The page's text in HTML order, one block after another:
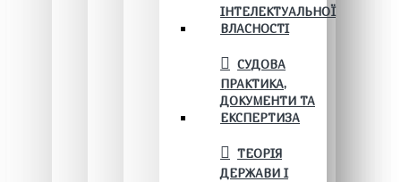
ІНТЕЛЕКТУАЛЬНОЇ
ВЛАСНОСТІ
СУДОВА
ПРАКТИКА,
ДОКУМЕНТИ ТА
ЕКСПЕРТИЗА
ТЕОРІЯ
ДЕРЖАВИ І